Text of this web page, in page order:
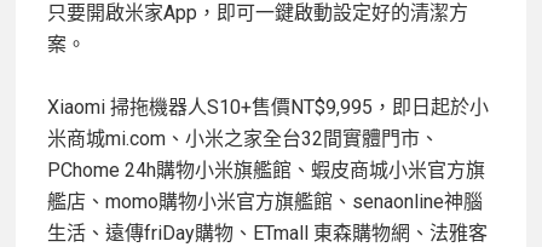
只要開啟米家App，即可一鍵啟動設定好的清潔方
案。
Xiaomi 掃拖機器人S10+售價NT$9,995，即日起於小
米商城mi.com、小米之家全台32間實體門市、
PChome 24h購物小米旗艦館、蝦皮商城小米官方旗
艦店、momo購物小米官方旗艦館、senaonline神腦
生活、遠傳friDay購物、ETmall 東森購物網、法雅客